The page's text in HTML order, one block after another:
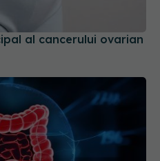
al cancerului ovarian